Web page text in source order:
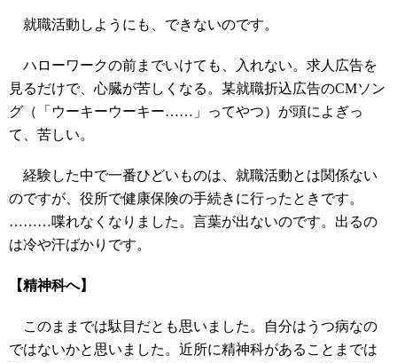
就職活動しようにも、できないのです。
ハローワークの前までいけても、入れない。求人広告を
見るだけで、心臓が苦しくなる。某就職折込広告のCMソン
グ（「ウーキーウーキー……」ってやつ）が頭によぎっ
て、苦しい。
経験した中で一番ひどいものは、就職活動とは関係ない
のですが、役所で健康保険の手続きに行ったときです。
………喋れなくなりました。言葉が出ないのです。出るの
は冷や汗ばかりです。
【精神科へ】
このままでは駄目だとも思いました。自分はうつ病なの
ではないかと思いました。近所に精神科があることまでは